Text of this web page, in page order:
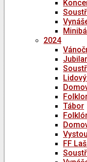
2024
Tábor
FF